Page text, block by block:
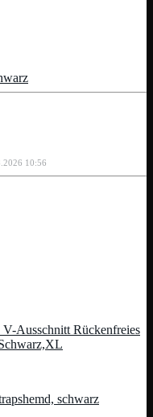
10:56
Ausschnitt Rückenfreies
schwarz